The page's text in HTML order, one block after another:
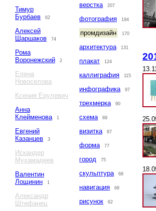
Тимур
Бурбаев
62
Алексей
Шаршаков
74
Рома
Воронежский
2
Елена
Новоселова
Ксения Ерулевич
Анна
Клейменова
1
Евгений
Казанцев
3
Искандер
Мухамадеев
Валентин
Лощинин
1
Александр
Штефанец
верстка 207
фотография 194
промдизайн 170
архитектура 131
плакат 124
каллиграфия 115
инфографика 97
трехмерка 90
схема 89
визитка 87
форма 77
город 75
скульптура 68
навигация 68
рисунок 62